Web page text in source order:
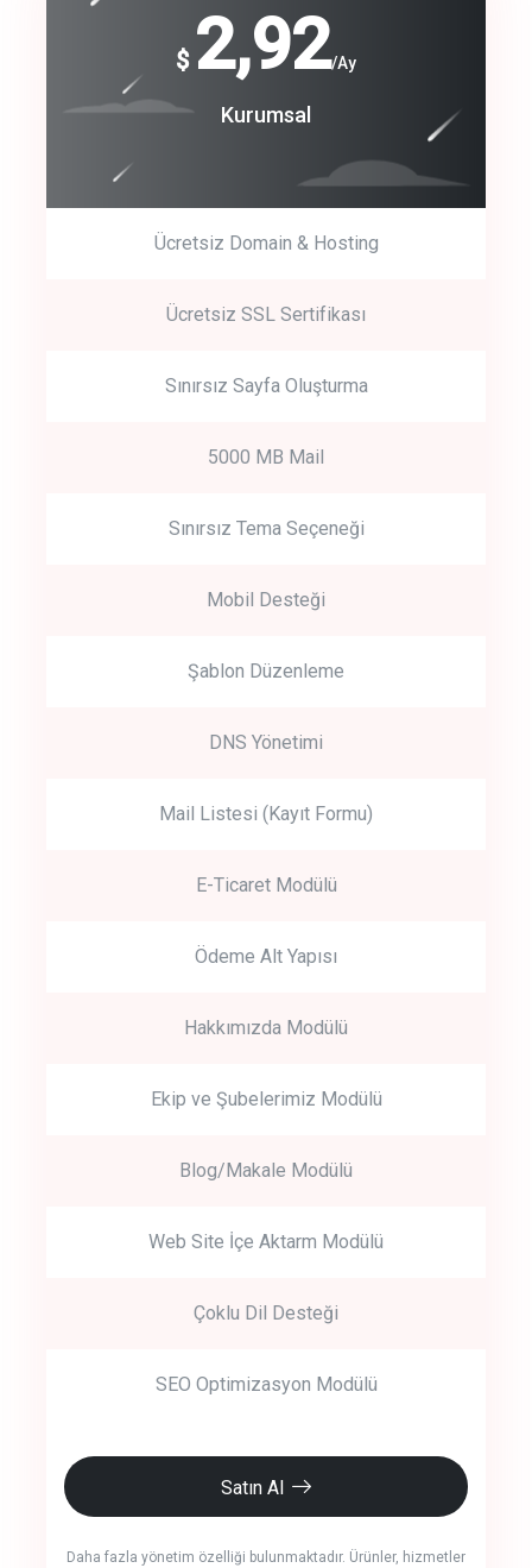
track energy costs
Get Started
Start by trying our service for 30 days free trial no credit card
$ 2,92/Ay
Kurumsal
Ücretsiz Domain & Hosting
Ücretsiz SSL Sertifikası
Sınırsız Sayfa Oluşturma
5000 MB Mail
Sınırsız Tema Seçeneği
Mobil Desteği
Şablon Düzenleme
DNS Yönetimi
Mail Listesi (Kayıt Formu)
E-Ticaret Modülü
Ödeme Alt Yapısı
Hakkımızda Modülü
Ekip ve Şubelerimiz Modülü
Blog/Makale Modülü
Web Site İçe Aktarm Modülü
Çoklu Dil Desteği
SEO Optimizasyon Modülü
Satın Al
Daha fazla yönetim özelliği bulunmaktadır. Ürünler, hizmetler
$
240
Coroprate